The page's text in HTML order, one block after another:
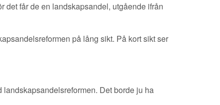
det får de en landskapsandel, utgående ifrån
på lång sikt. På kort sikt ser
Det borde ju ha